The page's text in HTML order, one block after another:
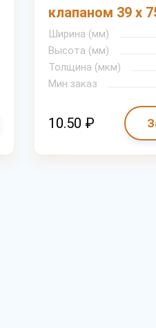
клапаном 39 х
Ширина (мм)
Высота (мм)
Толщина (мкм)
Мин.заказ
10.50 ₽